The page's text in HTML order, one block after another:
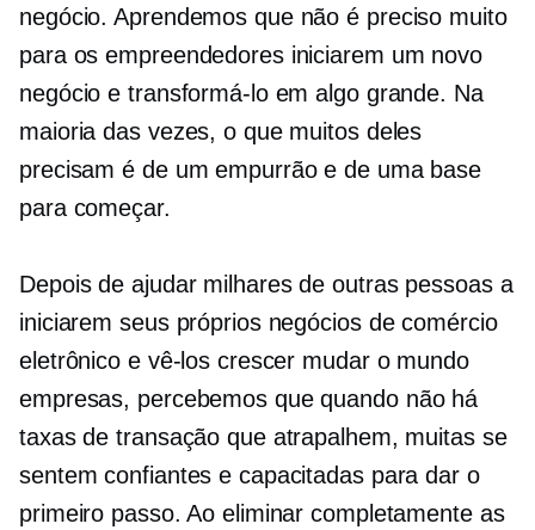
negócio. Aprendemos que não é preciso muito
para os empreendedores iniciarem um novo
negócio e transformá-lo em algo grande. Na
maioria das vezes, o que muitos deles
precisam é de um empurrão e de uma base
para começar.
Depois de ajudar milhares de outras pessoas a
iniciarem seus próprios negócios de comércio
eletrônico e vê-los crescer mudar o mundo
empresas, percebemos que quando não há
taxas de transação que atrapalhem, muitas se
sentem confiantes e capacitadas para dar o
primeiro passo. Ao eliminar completamente as